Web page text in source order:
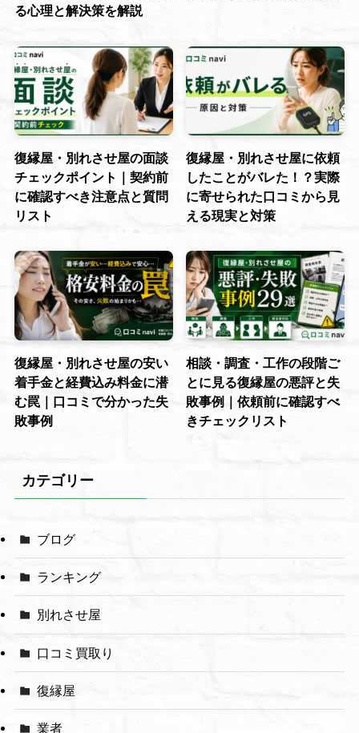
る心理と解決策を解説
復縁屋・別れさせ屋の面談
チェックポイント｜契約前
に確認すべき注意点と質問
リスト
復縁屋・別れさせ屋に依頼
したことがバレた！？実際
に寄せられた口コミから見
える現実と対策
復縁屋・別れさせ屋の安い
着手金と経費込み料金に潜
む罠｜口コミで分かった失
敗事例
相談・調査・工作の段階ご
とに見る復縁屋の悪評と失
敗事例｜依頼前に確認すべ
きチェックリスト
カテゴリー
ブログ
ランキング
別れさせ屋
口コミ買取り
復縁屋
業者